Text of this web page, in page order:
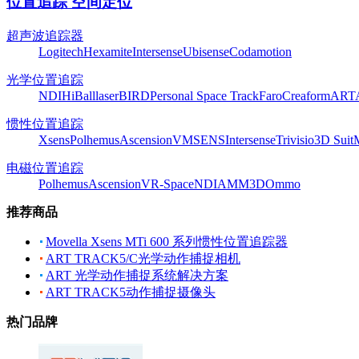
超声波追踪器
LogitechHexamiteIntersenseUbisenseCodamotion
光学位置追踪
NDIHiBalllaserBIRDPersonal Space TrackFaroCreaformART
惯性位置追踪
XsensPolhemusAscensionVMSENSIntersenseTrivisio3D Suit
电磁位置追踪
PolhemusAscensionVR-SpaceNDIAMM3DOmmo
推荐商品
Movella Xsens MTi 600 系列惯性位置追踪器
ART TRACK5/C光学动作捕捉相机
ART 光学动作捕捉系统解决方案
ART TRACK5动作捕捉摄像头
热门品牌